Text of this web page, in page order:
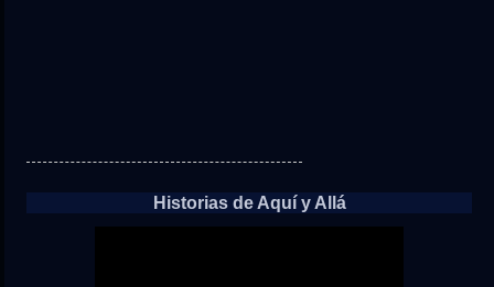
Historias de Aquí y Allá